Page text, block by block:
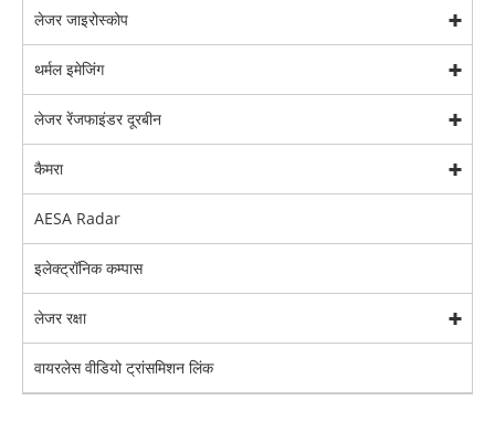
लेजर जाइरोस्कोप
थर्मल इमेजिंग
लेजर रेंजफाइंडर दूरबीन
कैमरा
AESA Radar
इलेक्ट्रॉनिक कम्पास
लेजर रक्षा
वायरलेस वीडियो ट्रांसमिशन लिंक